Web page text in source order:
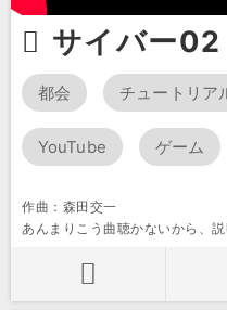
サイバー02
都会 チュートリア
YouTube ゲーム
作曲：森田交一
あんまりこう曲聴かないから、説